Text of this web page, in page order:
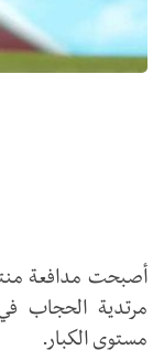
أصبحت مدافعة
مرتدية الحجاب
مستوى الكبار.